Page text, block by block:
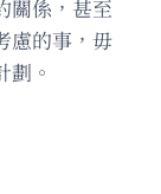
關係，甚至
慮的事，毋
。